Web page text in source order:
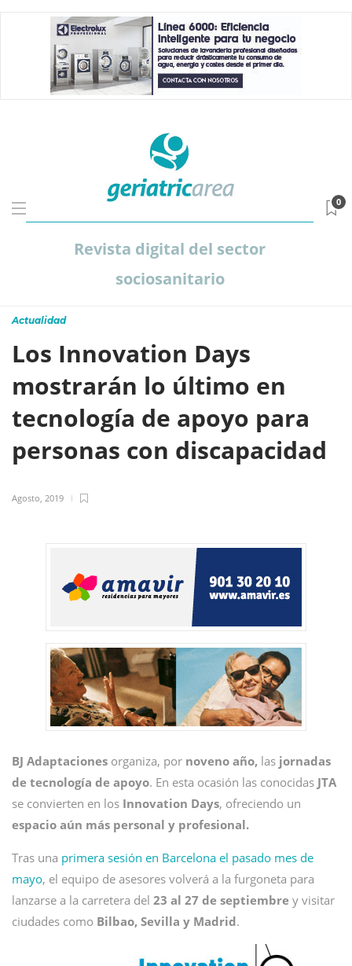
Revista digital del sector
sociosanitario
0
Actualidad
Los Innovation Days
mostrarán lo último en
tecnología de apoyo para
personas con discapacidad
Agosto, 2019
BJ Adaptaciones organiza, por noveno año, las jornadas
de tecnología de apoyo. En esta ocasión las conocidas JTA
se convierten en los Innovation Days, ofreciendo un
espacio aún más personal y profesional.
Tras una primera sesión en Barcelona el pasado mes de
mayo, el equipo de asesores volverá a la furgoneta para
lanzarse a la carretera del 23 al 27 de septiembre y visitar
ciudades como Bilbao, Sevilla y Madrid.